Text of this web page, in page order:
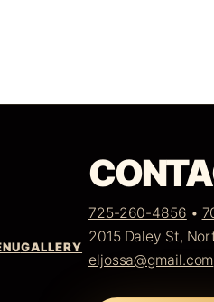
GALLERY
725-260-4856 •
2015 Daley St,
eljossa@gmail.com